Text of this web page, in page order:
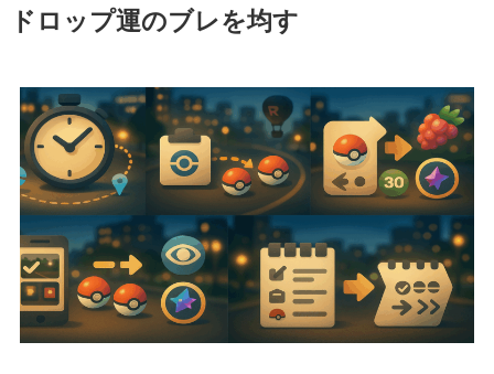
ドロップ運のブレを均す